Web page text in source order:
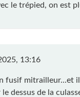
le trépied, on est
13:16
fusif mitrailleur...et
dessus de la